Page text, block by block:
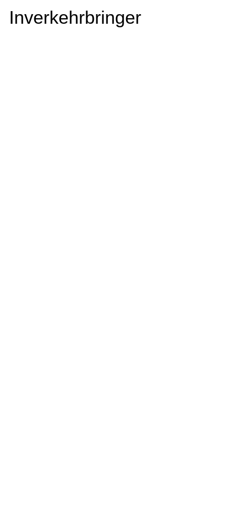
Inverkehrbringer